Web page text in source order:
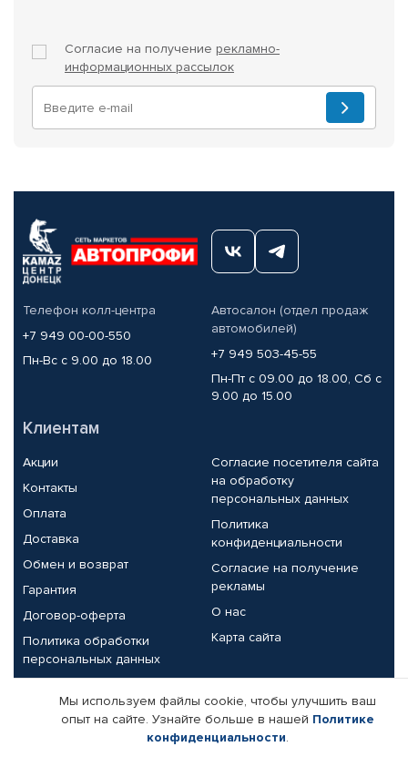
Согласие на получение рекламно-
информационных рассылок
Телефон колл-центра
+7 949 00-00-550
Пн-Вс с 9.00 до 18.00
Автосалон (отдел продаж
автомобилей)
+7 949 503-45-55
Пн-Пт с 09.00 до 18.00, Сб с
9.00 до 15.00
Клиентам
Акции
Контакты
Оплата
Доставка
Обмен и возврат
Гарантия
Договор-оферта
Политика обработки
персональных данных
Согласие посетителя сайта
на обработку
персональных данных
Политика
конфиденциальности
Согласие на получение
рекламы
О нас
Карта сайта
Партнерам
Корпоративным клиентам
Реквизиты компании
Мы используем файлы cookie, чтобы улучшить ваш
опыт на сайте. Узнайте больше в нашей Политике
конфиденциальности.